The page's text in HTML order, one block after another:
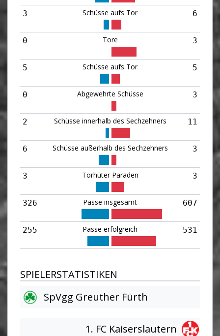
3 Schüsse aufs Tor 6
0 Tore 3
5 Schüsse aufs Tor 5
0 Abgewehrte Schüsse 3
2 Schüsse innerhalb des Sechzehners 11
6 Schüsse außerhalb des Sechzehners 3
3 Torhüter Paraden 3
326 Pässe insgesamt 607
255 Pässe erfolgreich 531
SPIELERSTATISTIKEN
SpVgg Greuther Fürth
1. FC Kaiserslautern